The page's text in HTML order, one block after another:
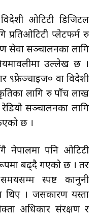
ओटिटी डिजिटल
प्रतिओटिटी प्लेटफर्म रु
सेवा सञ्चालनका लागि
उल्लेख छ ।
९फ्रेञ्चाइज० वा विदेशी
लागि रु पाँच लाख
सञ्चालनका लागि
छ ।
नेपालमा पनि ओटिटी
बढ्दै गएको छ । तर
स्पष्ट कानुनी
थिए । जसकारण यस्ता
अधिकार संरक्षण र